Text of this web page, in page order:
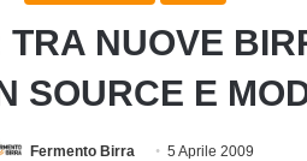
NUOVE
SOURCE E
Fermento Birra 5 Aprile 2009